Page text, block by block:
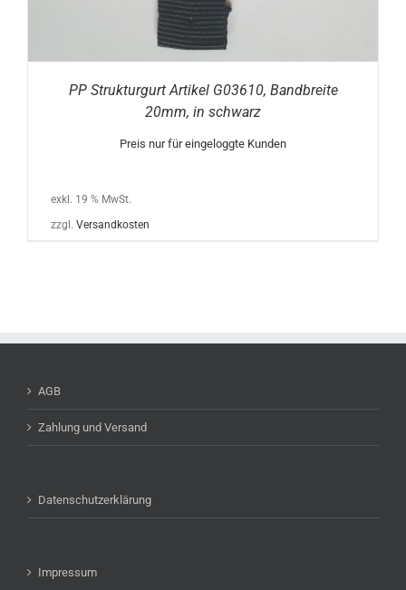
PP Strukturgurt Artikel G03610, Bandbreite
20mm, in schwarz
Preis nur für eingeloggte Kunden
exkl. 19 % MwSt.
zzgl. Versandkosten
AGB
Zahlung und Versand
Datenschutzerklärung
Impressum